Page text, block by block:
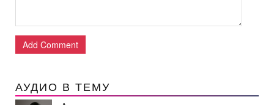
Add Comment
АУДИО В ТЕМУ